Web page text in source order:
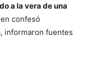
a la vera de una
confesó
informaron fuentes